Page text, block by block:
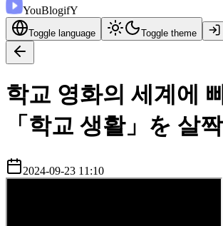
YouBlogifY
Toggle language Toggle theme
학교 영화의 세계에
「학교 생활」を 살
2024-09-23 11:10